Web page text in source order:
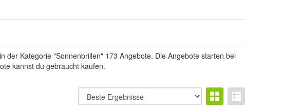
der Kategorie "Sonnenbrillen" 173 Angebote. Die Angebote starten bei
kannst du gebraucht kaufen.